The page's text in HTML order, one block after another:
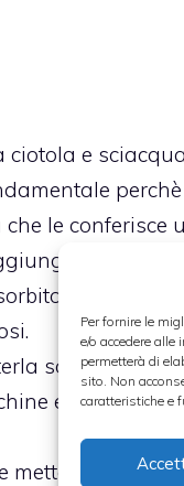
Per fornire le
e/o accedere
permetterà di
sito. Non
caratteristiche e
e
le conferisce
un
la maggior
sotto acqua
e tagliarle.
metterle in un